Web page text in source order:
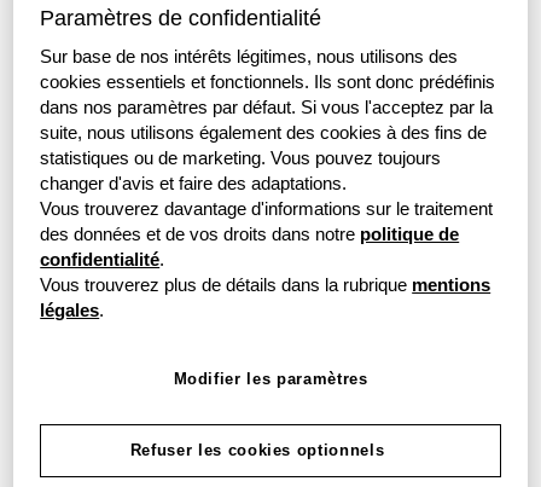
Accéder à la grenke Integrity Line
Ce n’est qu’en respectant les règles et les normes que
nous pouvons éviter que des dommages ne soient
causés à notre société, à nos employés et à nos
partenaires commerciaux. C’est pourquoi tout
dénonciation « grenke Integrity Line ».
Grâce à ce nouveau système, nous sommes à même
d’enquêter sur les signalements de violations de façon
Paramètres de confidentialité
Sur base de nos intérêts légitimes, nous utilisons des
cookies essentiels et fonctionnels. Ils sont donc prédéfinis
dans nos paramètres par défaut. Si vous l'acceptez par la
suite, nous utilisons également des cookies à des fins de
statistiques ou de marketing. Vous pouvez toujours
changer d'avis et faire des adaptations.
Vous trouverez davantage d'informations sur le traitement
des données et de vos droits dans notre politique de
confidentialité.
Vous trouverez plus de détails dans la rubrique mentions
légales.
Modifier les paramètres
Refuser les cookies optionnels